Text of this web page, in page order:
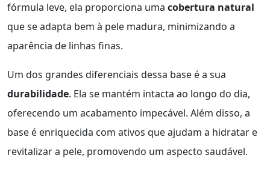
fórmula leve, ela proporciona uma cobertura natural
que se adapta bem à pele madura, minimizando a
aparência de linhas finas.
Um dos grandes diferenciais dessa base é a sua
durabilidade. Ela se mantém intacta ao longo do dia,
oferecendo um acabamento impecável. Além disso, a
base é enriquecida com ativos que ajudam a hidratar e
revitalizar a pele, promovendo um aspecto saudável.